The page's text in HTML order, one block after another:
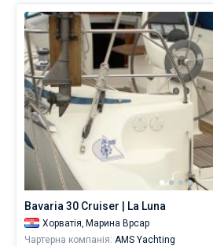
Bavaria 30 Cruiser | La Luna
Хорватія, Марина Врсар
Чартерна компанія: AMS Yachting